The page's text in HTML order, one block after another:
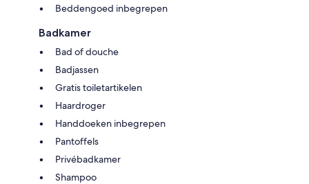
Beddengoed inbegrepen
Badkamer
Bad of douche
Badjassen
Gratis toiletartikelen
Haardroger
Handdoeken inbegrepen
Pantoffels
Privébadkamer
Shampoo